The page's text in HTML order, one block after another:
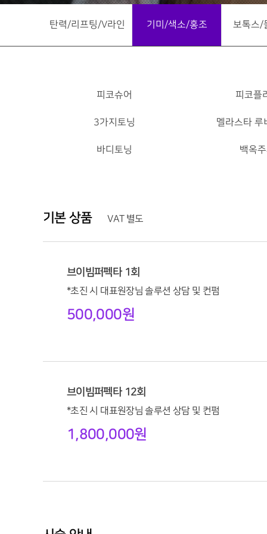
탄력/리프팅/V라인 기미/색소/홍조 보톡스/
피코슈어 피코플
3가지토닝 멜라스타 루
바디토닝 백옥
기본 상품 VAT 별도
브이빔퍼펙타 1회
*초진 시 대표원장님 솔루션 상담 및 컨펌
500,000원
브이빔퍼펙타 12회
*초진 시 대표원장님 솔루션 상담 및 컨펌
1,800,000원